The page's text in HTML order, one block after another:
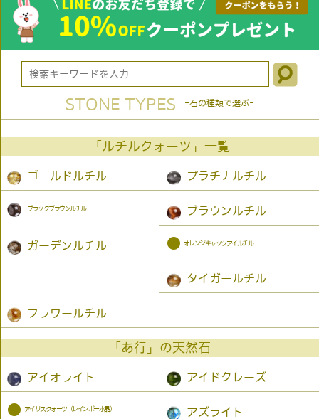
STONE TYPES -石の種類で選ぶ-
「ルチルクォーツ」一覧
ゴールドルチル プラチナルチル
ブラックブラウンルチル ブラウンルチル
ガーデンルチル ● オレンジキャッツアイルチル
タイガールチル
フラワールチル
「あ行」の天然石
アイオライト アイドクレーズ
● アイリスクォーツ（レインボー水晶） アズライト